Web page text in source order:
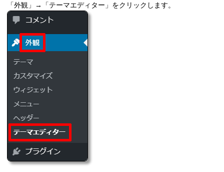
「外観」→「テーマエディター」をクリックします。